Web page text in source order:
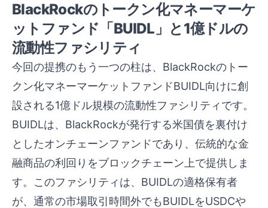
BlackRockのトークン化マネーマーケ
ットファンド「BUIDL」と1億ドルの
流動性ファシリティ
今回の提携のもう一つの柱は、BlackRockのトー
クン化マネーマーケットファンドBUIDL向けに創
設される1億ドル規模の流動性ファシリティです。
BUIDLは、BlackRockが発行する米国債を裏付け
としたオンチェーンファンドであり、伝統的な金
融商品の利回りをブロックチェーン上で提供しま
す。このファシリティは、BUIDLの適格保有者
が、通常の市場取引時間外でもBUIDLをUSDCや